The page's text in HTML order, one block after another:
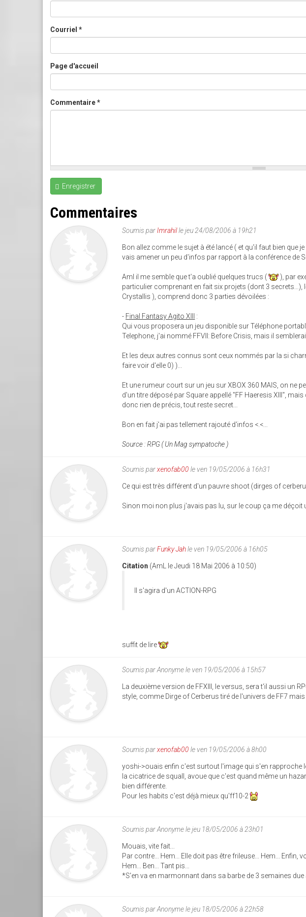
Courriel *
Page d'accueil
Commentaire*
Enregistrer
Commentaires
Soumis par Imrahille jeu 24/08/2006 à 19h21
Bon allez comme le sujet à été lancé ( et qu'il faut bien que
vais amener un peu d'infos par rapport à la conférence de
Aml il me semble que t'a oublié quelques trucs (
), par
particulier comprenant en fait six projets (dont 3 secrets...),
Crystallis ), comprend donc 3 parties dévoilées :
- Final Fantasy Agito XIII :
Qui vous proposera un jeu disponible sur Téléphone
Telephone, j'ai nommé FFVII: Before Crisis, mais il
Et les deux autres connus sont ceux nommés par la si
faire voir d'elle 0) )...
Et une rumeur court sur un jeu sur XBOX 360 MAIS, on ne
d'un titre déposé par Square appellé "FF Haeresis XIII",
donc rien de précis, tout reste secret...
Bon en fait j'ai pas tellement rajouté d'infos <.<...
Source : RPG ( Un Mag sympatoche )
Soumis parxenofab00 le ven 19/05/2006 à 16h31
Ce qui est très différent d'un pauvre shoot (dirges of
Sinon moi non plus j'avais pas lu, sur le coup ça me déçoit
Soumis parFunky Jahle ven 19/05/2006 à 16h05
Citation (AmL le Jeudi 18 Mai 2006 à 10:50)
Il s'agira d'un ACTION-RPG
suffit de lire
Soumis parAnonymele ven 19/05/2006 à 15h57
La deuxième version de FFXIII, le versus, sera t'il aussi un
style, comme Dirge of Cerberus tiré de l'univers de FF7
Soumis parxenofab00 le ven 19/05/2006 à 8h00
yoshi->ouais enfin c'est surtout l'image qui s'en rapproche
la cicatrice de squall, avoue que c'est quand même un
bien différente.
Pour les habits c'est déjà mieux qu'ff10-2
Soumis parAnonymele jeu 18/05/2006 à 23h01
Mouais, vite fait...
Par contre... Hem... Elle doit pas être frileuse... Hem... Enfin,
Hem... Ben... Tant pis...
*S'en va en marmonnant dans sa barbe de 3 semaines due
Soumis parAnonymele jeu 18/05/2006 à 22h58